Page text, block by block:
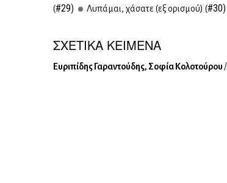
(#29) Λυ­πά­μαι, χά­σα­τε (εξ ορι­σμού) (#30)
ΣΧΕΤΙΚΑ ΚΕΙΜΕΝΑ
Ευ­ρι­πί­δης Γα­ρα­ντού­δης, Σο­φία Κο­λο­τού­ρου